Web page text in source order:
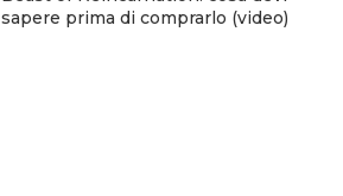
sapere prima di comprarlo (video)